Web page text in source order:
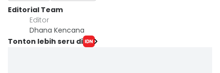
Editorial Team
Editor
Dhana Kencana
Tonton lebih seru di